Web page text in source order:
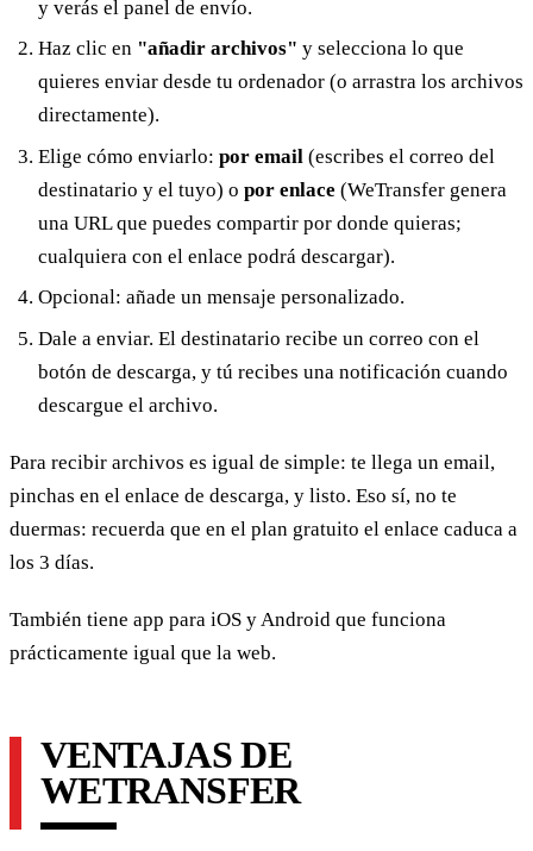
y verás el panel de envío.
Haz clic en "añadir archivos" y selecciona lo que
quieres enviar desde tu ordenador (o arrastra los archivos
directamente).
Elige cómo enviarlo: por email (escribes el correo del
destinatario y el tuyo) o por enlace (WeTransfer genera
una URL que puedes compartir por donde quieras;
cualquiera con el enlace podrá descargar).
Opcional: añade un mensaje personalizado.
Dale a enviar. El destinatario recibe un correo con el
botón de descarga, y tú recibes una notificación cuando
descargue el archivo.
Para recibir archivos es igual de simple: te llega un email,
pinchas en el enlace de descarga, y listo. Eso sí, no te
duermas: recuerda que en el plan gratuito el enlace caduca a
los 3 días.
También tiene app para iOS y Android que funciona
prácticamente igual que la web.
VENTAJAS DE
WETRANSFER